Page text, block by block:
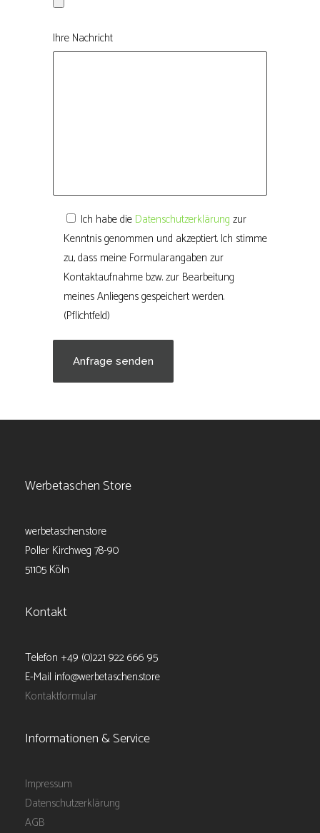
Ihre Nachricht
Ich habe die Datenschutzerklärung zur
Kenntnis genommen und akzeptiert. Ich stimme
zu, dass meine Formularangaben zur
Kontaktaufnahme bzw. zur Bearbeitung
meines Anliegens gespeichert werden.
(Pflichtfeld)
Werbetaschen Store
werbetaschen.store
Poller Kirchweg 78-90
51105 Köln
Kontakt
Telefon +49 (0)221 922 666 95
E-Mail info@werbetaschen.store
Kontaktformular
Informationen & Service
Impressum
Datenschutzerklärung
AGB